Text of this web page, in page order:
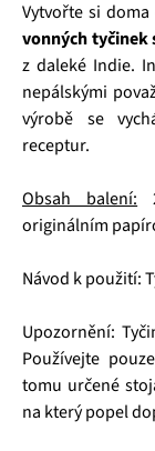
Vytvořte si
vonných tyčinek
z daleké Indie.
nepálskými
výrobě se
receptur.
Obsah balení:
originálním
Návod k použití:
Upozornění:
Používejte
tomu určené
na který popel